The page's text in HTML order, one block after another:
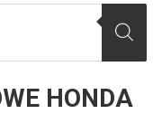
HONDA